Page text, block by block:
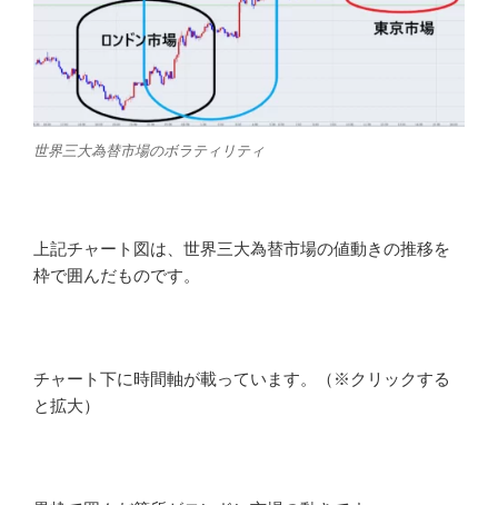
世界三大為替市場のボラティリティ
上記チャート図は、世界三大為替市場の値動きの推移を
枠で囲んだものです。
チャート下に時間軸が載っています。（※クリックする
と拡大）